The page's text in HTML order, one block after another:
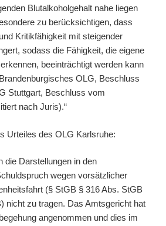
Blutalkoholgehalt nahe liegen
zu berücksichtigen, dass
Kritikfähigkeit mit steigender
sodass die Fähigkeit, die eigene
beeinträchtigt werden kann
OLG, Beschluss
Stuttgart, Beschluss vom
nach Juris).“
Urteiles des OLG Karlsruhe:
die Darstellungen in den
wegen vorsätzlicher
(§ StGB § 316 Abs. StGB
nicht zu tragen. Das Amtsgericht hat
angenommen und dies im